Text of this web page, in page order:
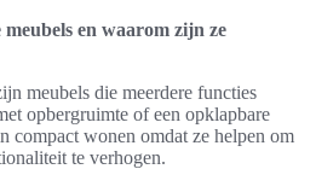
en waarom zijn ze
meubels die meerdere functies
opbergruimte of een opklapbare
compact wonen omdat ze helpen om
te verhogen.